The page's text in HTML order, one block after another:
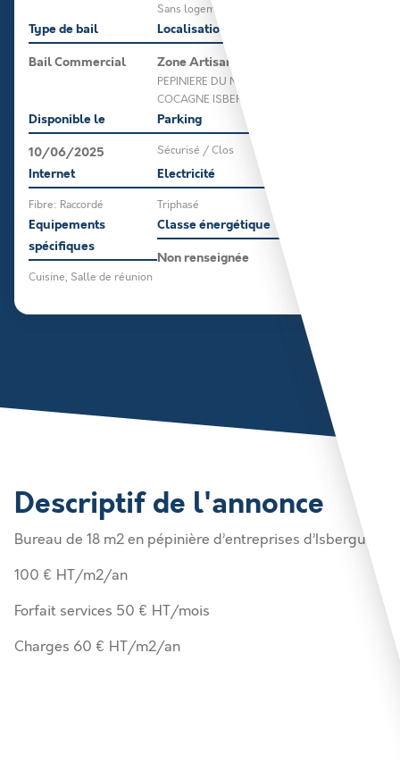
Sans logement
Type de bail
Bail Commercial
Localisation
Zone Artisanale
PEPINIERE DU MONT DE
COCAGNE ISBERGUES
Disponible le
10/06/2025
Parking
Sécurisé / Clos
Internet
Fibre: Raccordé
Electricité
Triphasé
Equipements
spécifiques
Cuisine, Salle de réunion
Classe énergétique
Non renseignée
Descriptif de l'annonce
Bureau de 18 m2 en pépinière d’entreprises d’Isbergues
100 € HT/m2/an
Forfait services 50 € HT/mois
Charges 60 € HT/m2/an